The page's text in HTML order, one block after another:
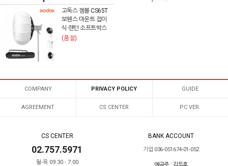
고독스 젬볼 CS65T
보웬스 마운트 접이
식 랜턴 소프트박스
(품절)
COMPANY PRIVACY POLICY GUIDE
AGREEMENT CS CENTER PC VER.
CS CENTER
02.757.5971
월-목 09:30 - 7:00
BANK ACCOUNT
기업 036-051674-01-052